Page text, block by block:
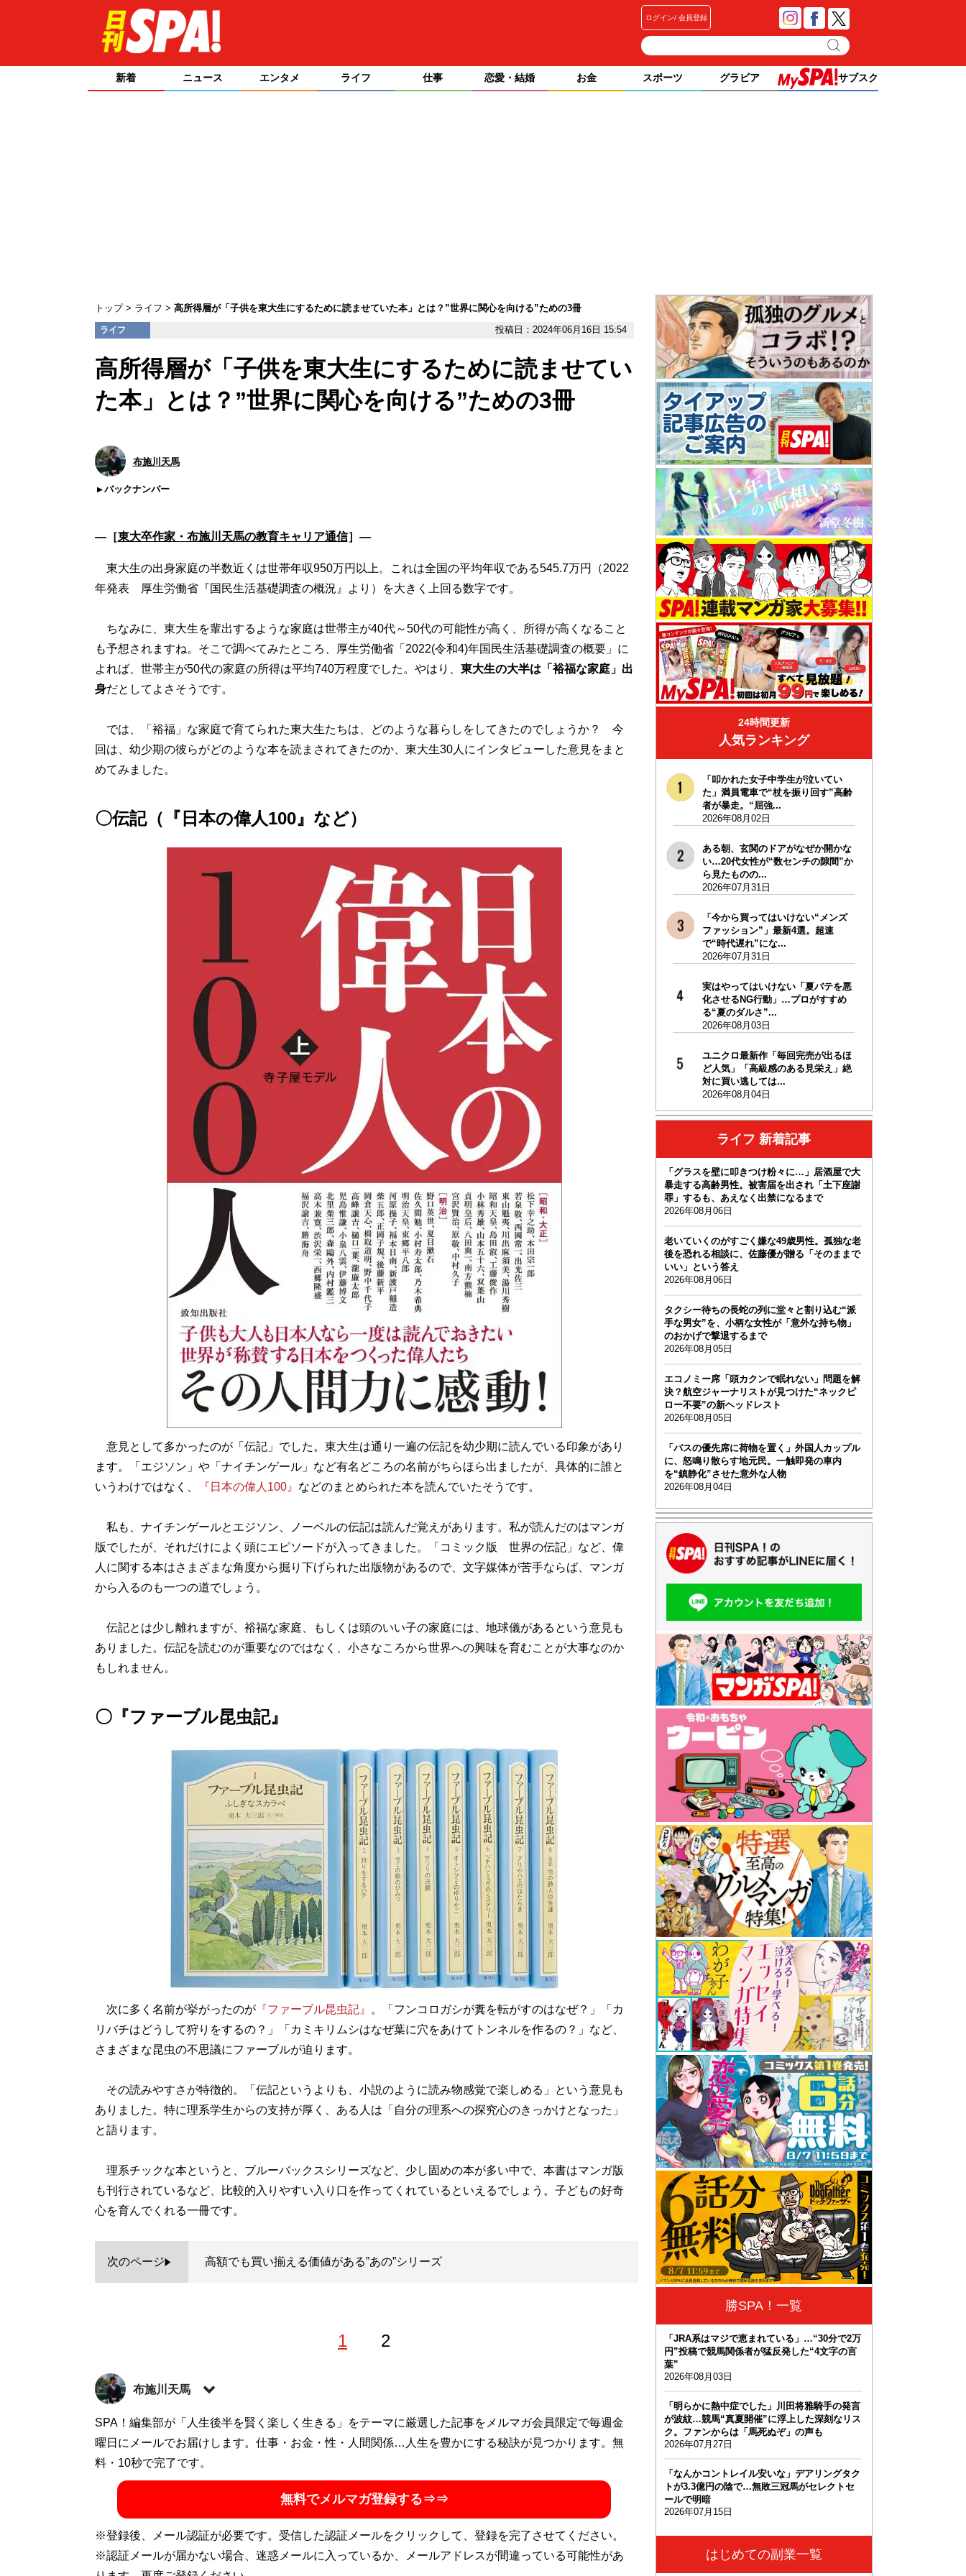
ログイン 会員登録
新着 ニュース エンタメ ライフ 仕事 恋愛・結婚 お金 スポーツ グラビア サブスク
トップ ライフ 高所得層が「子供を東大生にするために読ませていた本」とは？”世界に関心を向ける”ための3冊
ライフ 投稿日：2024年06月16日 15:54
高所得層が「子供を東大生にするために読ませてい
た本」とは？”世界に関心を向ける”ための3冊
布施川天馬
バックナンバー
―［東大卒作家・布施川天馬の教育キャリア通信］―
東大生の出身家庭の半数近くは世帯年収950万円以上。これは全国の平均年収である545.7万円（2022
年発表 厚生労働省『国民生活基礎調査の概況』より）を大きく上回る数字です。
ちなみに、東大生を輩出するような家庭は世帯主が40代～50代の可能性が高く、所得が高くなること
も予想されますね。そこで調べてみたところ、厚生労働省「2022(令和4)年国民生活基礎調査の概要」に
よれば、世帯主が50代の家庭の所得は平均740万程度でした。やはり、 東大生の大半は「裕福な家庭」出
身だとしてよさそうです。
では、「裕福」な家庭で育てられた東大生たちは、どのような暮らしをしてきたのでしょうか？ 今
回は、幼少期の彼らがどのような本を読まされてきたのか、東大生30人にインタビューした意見をまと
めてみました。
〇伝記（『日本の偉人100』など）
意見として多かったのが「伝記」でした。東大生は通り一遍の伝記を幼少期に読んでいる印象があり
ます。「エジソン」や「ナイチンゲール」など有名どころの名前がちらほら出ましたが、具体的に誰と
いうわけではなく、
『日本の偉人100』 などのまとめられた本を読んでいたそうです。
私も、ナイチンゲールとエジソン、ノーベルの伝記は読んだ覚えがあります。私が読んだのはマンガ
版でしたが、それだけによく頭にエピソードが入ってきました。「コミック版 世界の伝記」など、偉
人に関する本はさまざまな角度から掘り下げられた出版物があるので、文字媒体が苦手ならば、マンガ
から入るのも一つの道でしょう。
伝記とは少し離れますが、裕福な家庭、もしくは頭のいい子の家庭には、地球儀があるという意見も
ありました。伝記を読むのが重要なのではなく、小さなころから世界への興味を育むことが大事なのか
もしれません。
〇『ファーブル昆虫記』
次に多く名前が挙がったのが『ファーブル昆虫記』
。「フンコロガシが糞を転がすのはなぜ？」「カ
リバチはどうして狩りをするの？」「カミキリムシはなぜ葉に穴をあけてトンネルを作るの？」など、
さまざまな昆虫の不思議にファーブルが迫ります。
その読みやすさが特徴的。「伝記というよりも、小説のように読み物感覚で楽しめる」という意見も
ありました。特に理系学生からの支持が厚く、ある人は「自分の理系への探究心のきっかけとなった」
と語ります。
理系チックな本というと、ブルーバックスシリーズなど、少し固めの本が多い中で、本書はマンガ版
も刊行されているなど、比較的入りやすい入り口を作ってくれているといえるでしょう。子どもの好奇
心を育んでくれる一冊です。
次のページ 高額でも買い揃える価値がある”あの”シリーズ
1 2
布施川天馬
著述家、教育ライター。 一般財団法人「ドラゴン桜財団」評議員。 1997年生まれ。世帯年収300万円台
の家庭に生まれながらも、効率的な勉強法を編み出し、一浪の末東大合格を果たす。著書に最小コスト
で結果を出すノウハウを体系化した『
ついた「コスパを極限まで高める時間の使い方」を解説した『東大式時間術』など。株式会社カルペ・
にて、お金と時間をかけない「省エネスタイルの勉強法」などを伝える。MENSA会員。（Xア
SPA！編集部が「人生後半を賢く楽しく生きる」をテーマに厳選した記事をメルマガ会員限定で毎週金
曜日にメールでお届けします。仕事・お金・性・人間関係…人生を豊かにする秘訣が見つかります。無
料・10秒で完了です。
無料でメルマガ登録する⇒⇒
※登録後、メール認証が必要です。受信した認証メールをクリックして、登録を完了させてください。
※認証メールが届かない場合、迷惑メールに入っているか、メールアドレスが間違っている可能性があ
24時間更新
人気ランキング
「叩かれた女子中学生が泣いてい
た」満員電車で“杖を振り回す”高齢
者が暴走。“屈強...
2026年08月02日
ある朝、玄関のドアがなぜか開かな
い…20代女性が“数センチの隙間”か
ら見たものの...
2026年07月31日
「今から買ってはいけない“メンズ
ファッション”」最新4選。超速
で“時代遅れ”にな...
2026年07月31日
実はやってはいけない「夏バテを悪
化させるNG行動」…プロがすすめ
る“夏のダルさ”...
2026年08月03日
ユニクロ最新作「毎回完売が出るほ
ど人気」「高級感のある見栄え」絶
対に買い逃しては...
2026年08月04日
ライフ 新着記事
「グラスを壁に叩きつけ粉々に…」居酒屋で大
暴走する高齢男性。被害届を出され「土下座謝
罪」するも、あえなく出禁になるまで
2026年08月06日
老いていくのがすごく嫌な49歳男性。孤独な老
後を恐れる相談に、佐藤優が贈る「そのままで
いい」という答え
2026年08月06日
タクシー待ちの長蛇の列に堂々と割り込む“派
手な男女”を、小柄な女性が「意外な持ち物」
のおかげで撃退するまで
2026年08月05日
エコノミー席「頭カクンで眠れない」問題を解
決？航空ジャーナリストが見つけた“ネックピ
ロー不要”の新ヘッドレスト
2026年08月05日
「バスの優先席に荷物を置く」外国人カップル
に、怒鳴り散らす地元民。一触即発の車内
を“鎮静化”させた意外な人物
2026年08月04日
勝SPA！一覧
「JRA系はマジで恵まれている」…“30分で2万
円”投稿で競馬関係者が猛反発した“4文字の言
葉”
2026年08月03日
「明らかに熱中症でした」川田将雅騎手の発言
が波紋…競馬“真夏開催”に浮上した深刻なリス
ク。ファンからは「馬死ぬぞ」の声も
2026年07月27日
「なんかコントレイル安いな」デアリングタク
トが3.3億円の陰で…無敗三冠馬がセレクトセ
ールで明暗
2026年07月15日
はじめての副業一覧